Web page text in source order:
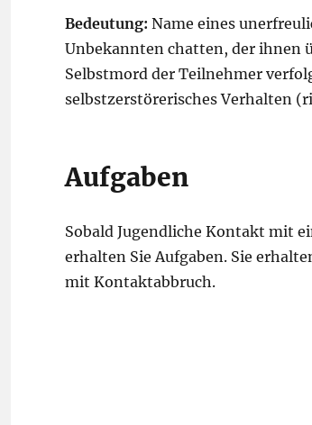
Bedeutung: Name eines
Unbekannten chatten, der ihnen
Selbstmord der Teilnehmer
selbstzerstörerisches Verhalten
Aufgaben
Sobald Jugendliche Kontakt mit
erhalten Sie Aufgaben. Sie
mit Kontaktabbruch.